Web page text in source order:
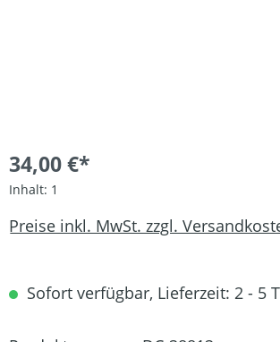
34,00 €*
Inhalt: 1
Preise inkl. MwSt. zzgl.
Sofort verfügbar, Lieferzeit: 2 - 5